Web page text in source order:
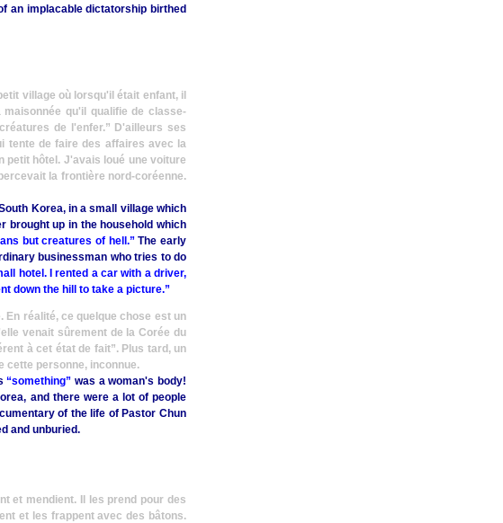
an implacable dictatorship birthed
village où lorsqu'il était enfant, il
qu'il qualifie de classe-
de l'enfer.” D'ailleurs ses
tente de faire des affaires avec la
petit hôtel. J'avais loué une voiture
la frontière nord-coréenne.
Korea, in a small village which
brought up in the household which
but creatures of hell.”The early
businessman who tries to do
hotel. I rented a car with a driver,
down the hill to take a picture.”
réalité, ce quelque chose est un
venait sûrement de la Corée du
à cet état de fait”. Plus tard, un
cette personne, inconnue.
“something” was a woman's body!
and there were a lot of people
of the life of Pastor Chun
and unburied.
et mendient. Il les prend pour des
et les frappent avec des bâtons.